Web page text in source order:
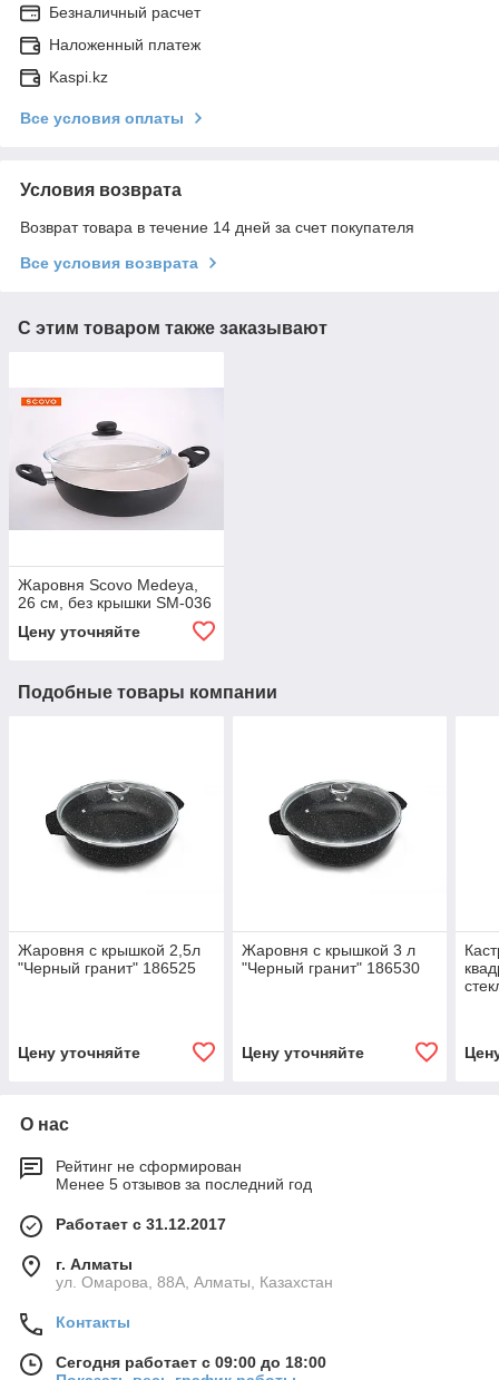
Безналичный расчет
Наложенный платеж
Kaspi.kz
Все условия оплаты
Условия возврата
Возврат товара в течение 14 дней за счет покупателя
Все условия возврата
С этим товаром также заказывают
Жаровня Scovo Medeya,
26 см, без крышки SM-036
Цену уточняйте
Подобные товары компании
Жаровня с крышкой 2,5л
"Черный гранит" 186525
Цену уточняйте
Жаровня с крышкой 3 л
"Черный гранит" 186530
Цену уточняйте
О нас
Рейтинг не сформирован
Менее 5 отзывов за последний год
Работает с 31.12.2017
г. Алматы
ул. Омарова, 88А, Алматы, Казахстан
Контакты
Сегодня работает с 09:00 до 18:00